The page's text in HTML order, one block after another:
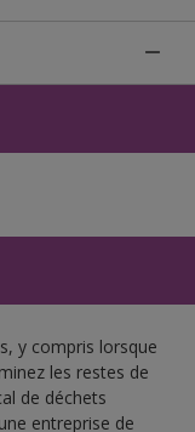
y compris lorsque
les restes de
de déchets
entreprise de